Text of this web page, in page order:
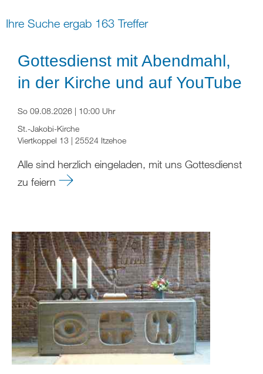
Ihre Suche ergab 163 Treffer
Gottesdienst mit Abendmahl,
in der Kirche und auf YouTube
So 09.08.2026 | 10:00 Uhr
St.-Jakobi-Kirche
Viertkoppel 13 | 25524 Itzehoe
Alle sind herzlich eingeladen, mit uns Gottesdienst
zu feiern